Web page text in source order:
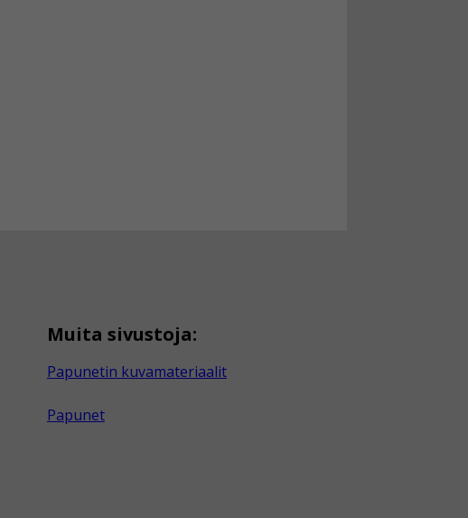
Muita sivustoja:
Papunetin kuvamateriaalit
Papunet